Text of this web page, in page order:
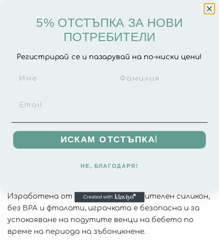
Описание Допълнителна информация
ръчички. Всеки елемент на играчката е от мек
силикон с различна повърхност, която да
стимулира фината моторика на бебето.
движение и стимулират слуха.
Изработена от нетоксичен хранителен силикон,
без BPA и фталати, играчката е безопасна и за
успокояване на подутите венци на бебето по
време на периода на зъбоникнене.
5% ОТСТЪПКА ЗА НОВИ
ПОТРЕБИТЕЛИ
Регистрирай се и пазарувай на по-ниски цени!
ИСКАМ ОТСТЪПКА!
НЕ, БЛАГОДАРЯ!